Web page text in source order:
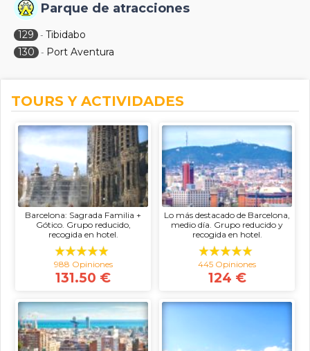
Parque de atracciones
129 - Tibidabo
130
- Port Aventura
TOURS Y ACTIVIDADES
Barcelona: Sagrada Familia +
Gótico. Grupo reducido,
recogida en hotel.
988 Opiniones
131.50 €
Lo más destacado de Barcelona,
medio día. Grupo reducido y
recogida en hotel.
445 Opiniones
124 €